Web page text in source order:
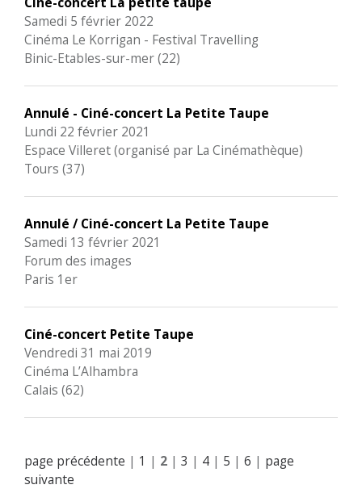
Samedi 5 février 2022
Cinéma Le Korrigan - Festival Travelling
Binic-Etables-sur-mer (22)
Annulé - Ciné-concert La Petite Taupe
Lundi 22 février 2021
Espace Villeret (organisé par La Cinémathèque)
Tours (37)
Annulé / Ciné-concert La Petite Taupe
Samedi 13 février 2021
Forum des images
Paris 1er
Ciné-concert Petite Taupe
Vendredi 31 mai 2019
Cinéma L’Alhambra
Calais (62)
page précédente | 1 | 2 | 3 | 4 | 5 | 6 | page
suivante